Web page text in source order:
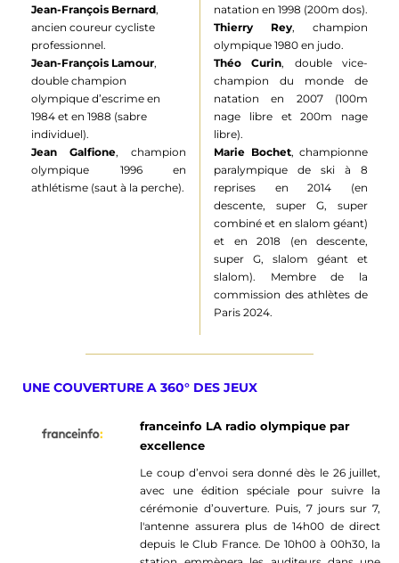
Jean-François Bernard,
ancien coureur cycliste
professionnel.
Jean-François Lamour,
double champion
olympique d’escrime en
1984 et en 1988 (sabre
individuel).
Jean Galfione, champion
olympique 1996 en
athlétisme (saut à la perche).
natation en 1998 (200m dos).
Thierry Rey, champion
olympique 1980 en judo.
Théo Curin, double vice-
champion du monde de
natation en 2007 (100m
nage libre et 200m nage
libre).
Marie Bochet, championne
paralympique de ski à 8
reprises en 2014 (en
descente, super G, super
combiné et en slalom géant)
et en 2018 (en descente,
super G, slalom géant et
slalom). Membre de la
commission des athlètes de
Paris 2024.
UNE COUVERTURE A 360° DES JEUX
franceinfo LA radio olympique par
excellence
Le coup d’envoi sera donné dès le 26 juillet,
avec une édition spéciale pour suivre la
cérémonie d’ouverture. Puis, 7 jours sur 7,
l'antenne assurera plus de 14h00 de direct
depuis le Club France. De 10h00 à 00h30, la